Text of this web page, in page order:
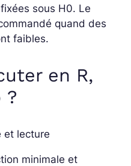
sous H0. Le
quand des
faibles.
en R,
?
et lecture
minimale et